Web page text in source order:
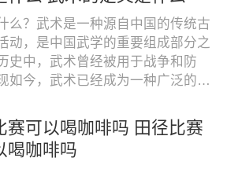
么？武术是一种源自中国的传统古
动，是中国武学的重要组成部分之
史中，武术曾经被用于战争和防
如今，武术已经成为一种广泛的体
独特
赛可以喝咖啡吗 田径比赛
喝咖啡吗